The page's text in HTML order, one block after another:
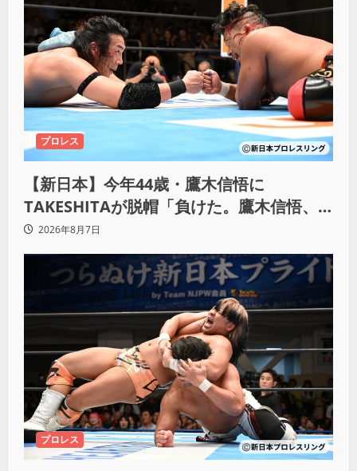
プロレス
【新日本】今年44歳・鷹木信悟に
TAKESHITAが脱帽「負けた。鷹木信悟、
強いわ！」
2026年8月7日
プロレス